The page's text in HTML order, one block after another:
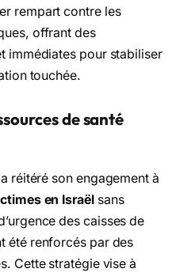
rempart contre les
offrant des
immédiates pour stabiliser
touchée.
de santé
réitéré son engagement à
en Israëlsans
des caisses de
été renforcés par des
Cette stratégie vise à